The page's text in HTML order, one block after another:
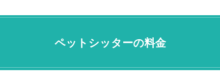
ペットシッターの料金